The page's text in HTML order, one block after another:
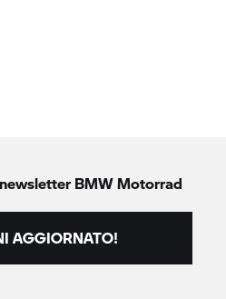
BMW Motorrad
AGGIORNATO!